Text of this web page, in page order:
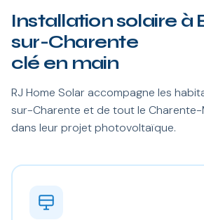
Installation solaire à
sur-Charente
clé en main
RJ Home Solar accompagne les
sur-Charente et de tout le Charente-
dans leur projet photovoltaïque.